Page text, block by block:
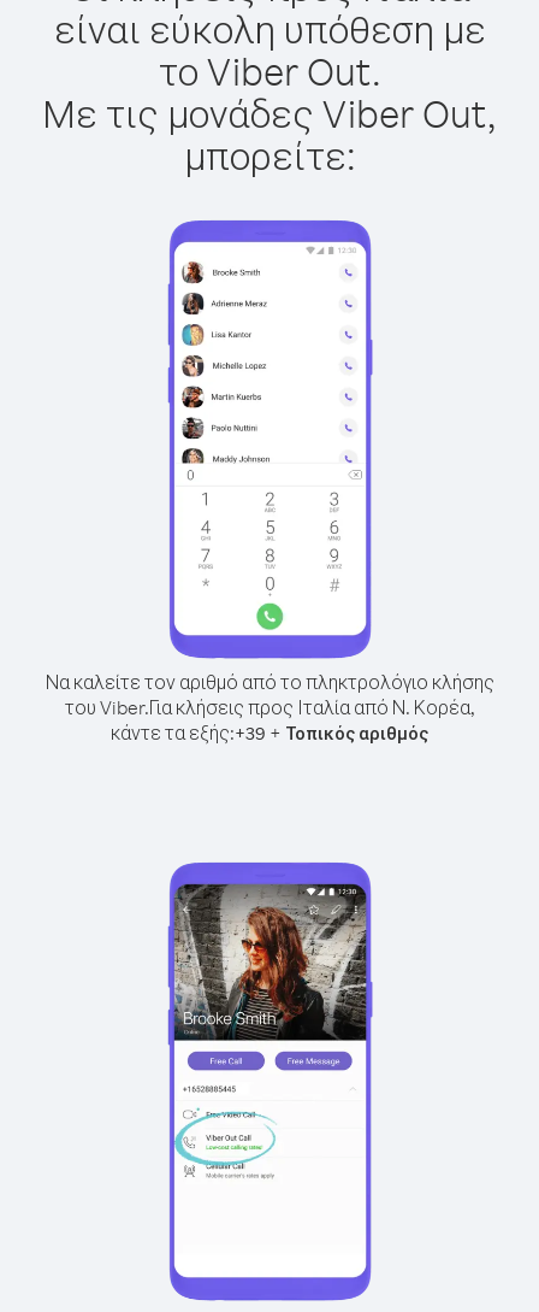
είναι εύκολη υπόθεση με
το Viber Out.
Με τις μονάδες Viber Out,
μπορείτε:
Να καλείτε τον αριθμό από το πληκτρολόγιο κλήσης
του Viber.Για κλήσεις προς Ιταλία από Ν. Κορέα,
κάντε τα εξής:+39 + Τοπικός αριθμός